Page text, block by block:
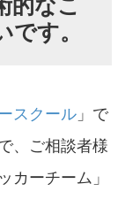
的なこ
す。
スクール 」で
、ご相談者様
カーチーム」